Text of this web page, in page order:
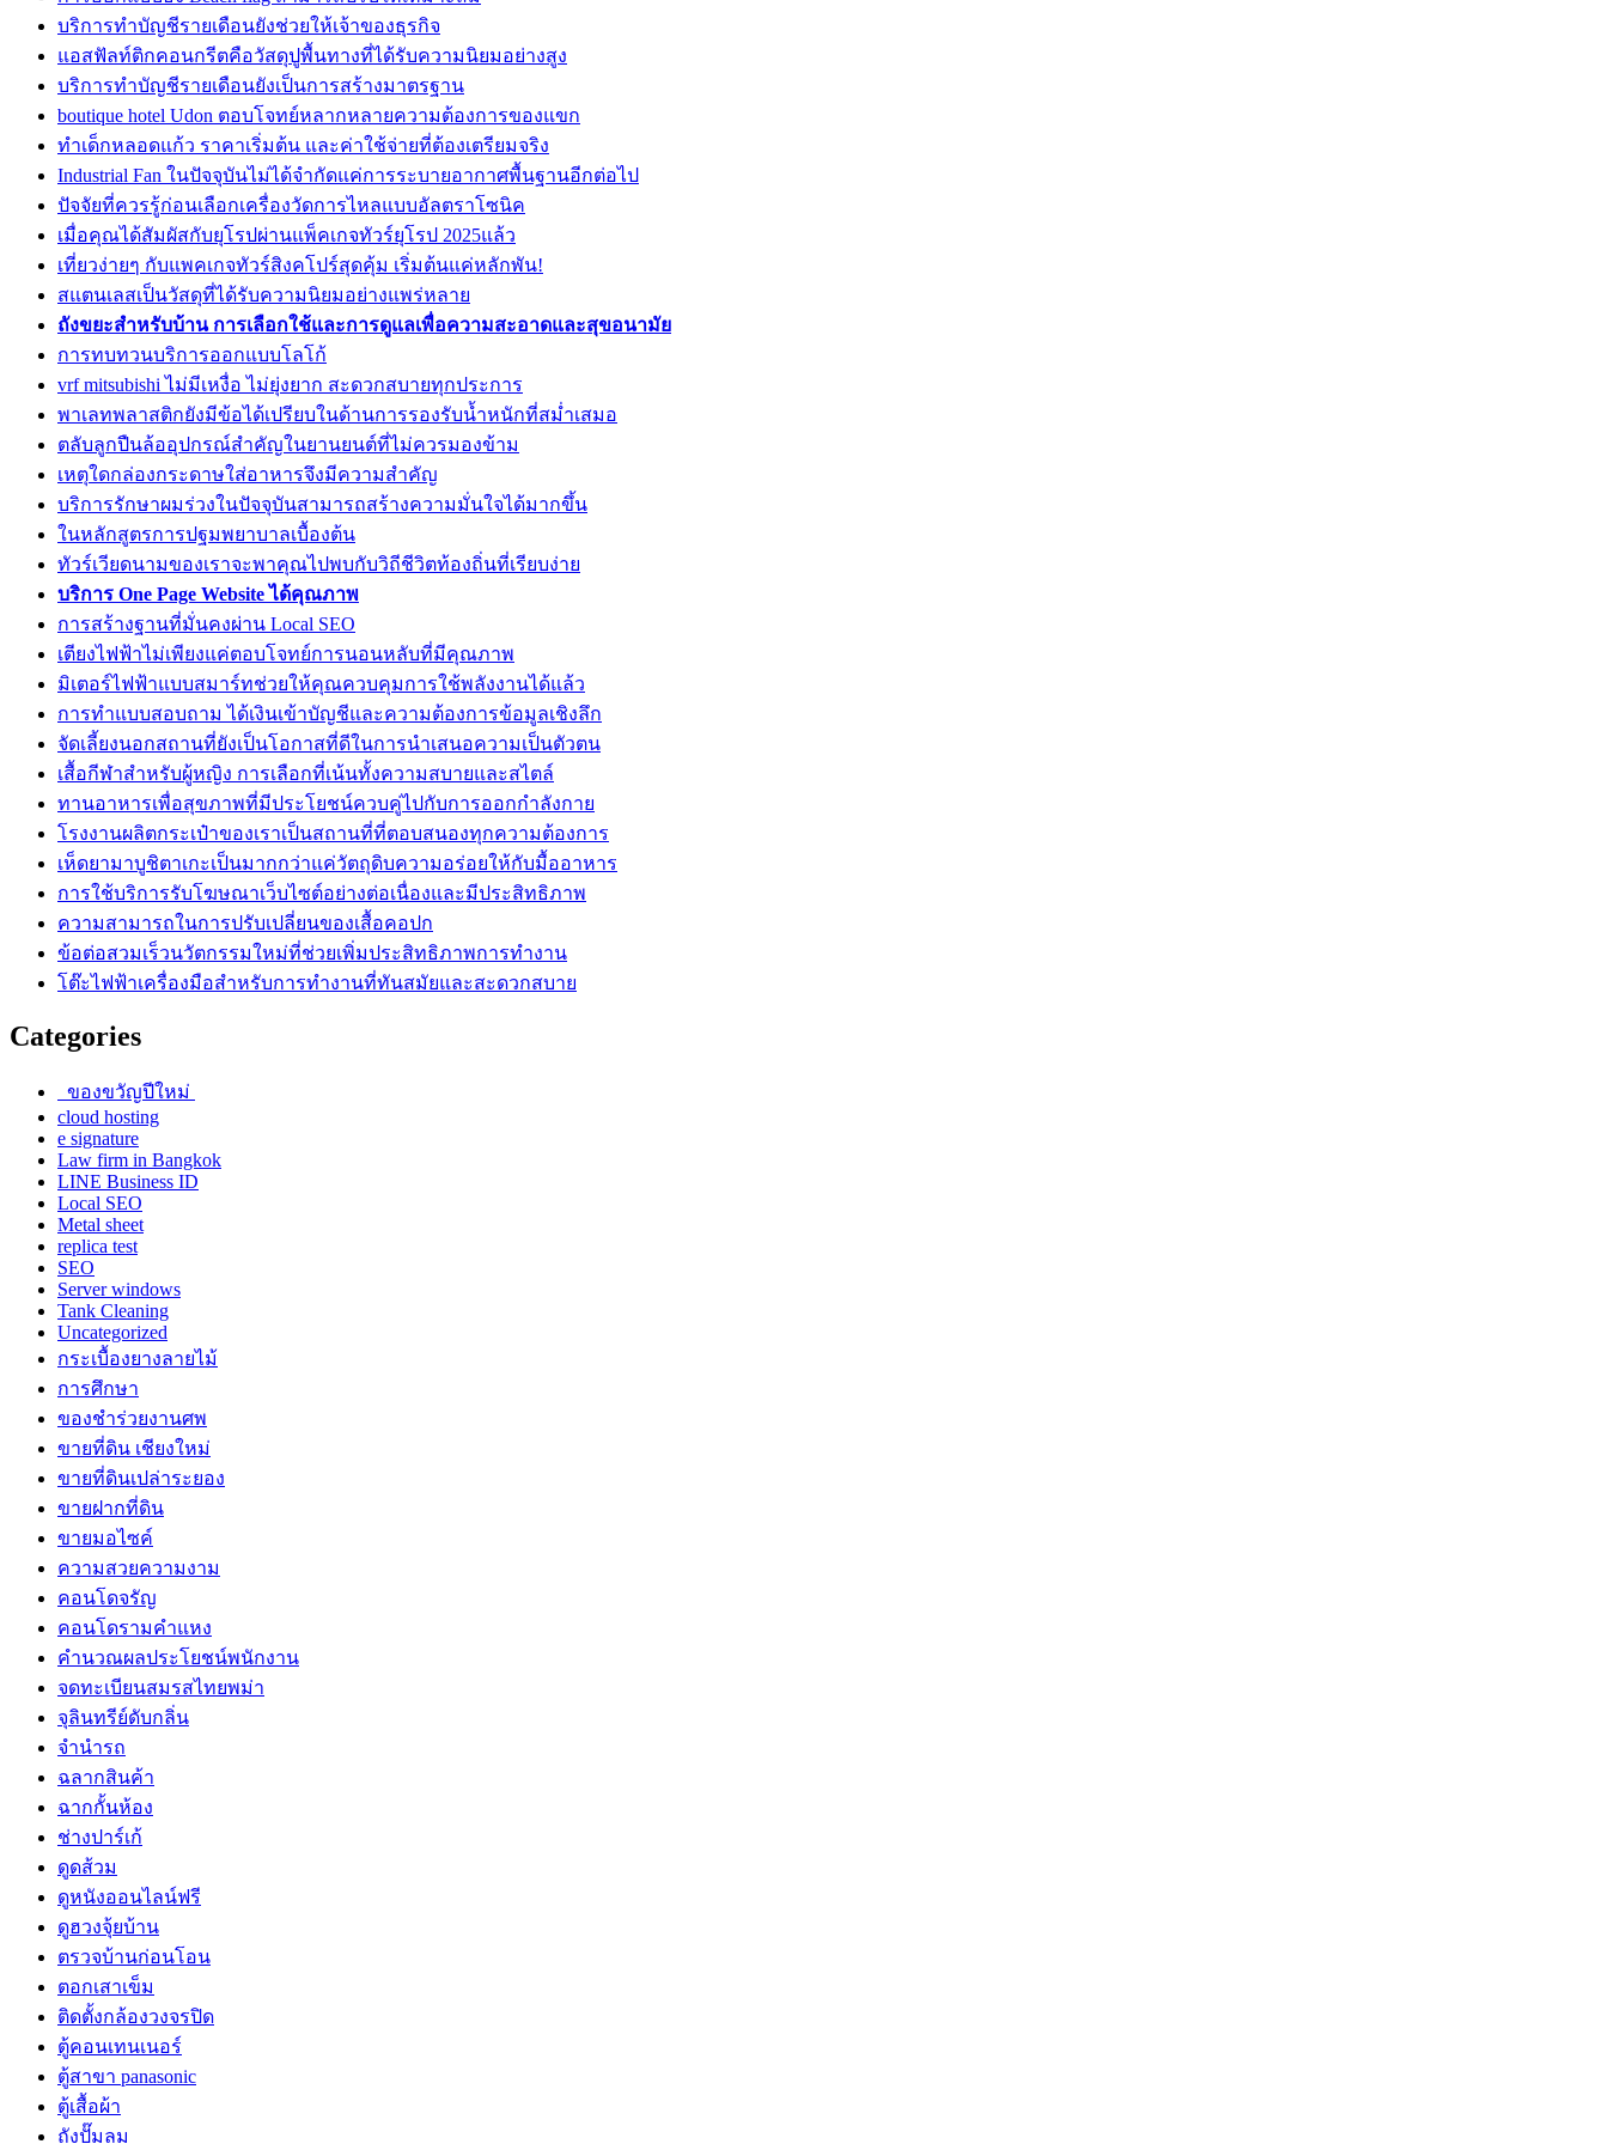
บริการทำบัญชีรายเดือนยังช่วยให้เจ้าของธุรกิจ
แอสฟัลท์ติกคอนกรีตคือวัสดุปูพื้นทางที่ได้รับความนิยมอย่างสูง
บริการทำบัญชีรายเดือนยังเป็นการสร้างมาตรฐาน
boutique hotel Udon ตอบโจทย์หลากหลายความต้องการของแขก
ทำเด็กหลอดแก้ว ราคาเริ่มต้น และค่าใช้จ่ายที่ต้องเตรียมจริง
Industrial Fan ในปัจจุบันไม่ได้จำกัดแค่การระบายอากาศพื้นฐานอีกต่อไป
ปัจจัยที่ควรรู้ก่อนเลือกเครื่องวัดการไหลแบบอัลตราโซนิค
เมื่อคุณได้สัมผัสกับยุโรปผ่านแพ็คเกจทัวร์ยุโรป 2025แล้ว
เที่ยวง่ายๆ กับแพคเกจทัวร์สิงคโปร์สุดคุ้ม เริ่มต้นแค่หลักพัน!
สแตนเลสเป็นวัสดุที่ได้รับความนิยมอย่างแพร่หลาย
ถังขยะสำหรับบ้าน การเลือกใช้และการดูแลเพื่อความสะอาดและสุขอนามัย
การทบทวนบริการออกแบบโลโก้
vrf mitsubishi ไม่มีเหงื่อ ไม่ยุ่งยาก สะดวกสบายทุกประการ
พาเลทพลาสติกยังมีข้อได้เปรียบในด้านการรองรับน้ำหนักที่สม่ำเสมอ
ตลับลูกปืนล้ออุปกรณ์สำคัญในยานยนต์ที่ไม่ควรมองข้าม
เหตุใดกล่องกระดาษใส่อาหารจึงมีความสำคัญ
บริการรักษาผมร่วงในปัจจุบันสามารถสร้างความมั่นใจได้มากขึ้น
ในหลักสูตรการปฐมพยาบาลเบื้องต้น
ทัวร์เวียดนามของเราจะพาคุณไปพบกับวิถีชีวิตท้องถิ่นที่เรียบง่าย
บริการ One Page Website ได้คุณภาพ
การสร้างฐานที่มั่นคงผ่าน Local SEO
เตียงไฟฟ้าไม่เพียงแค่ตอบโจทย์การนอนหลับที่มีคุณภาพ
มิเตอร์ไฟฟ้าแบบสมาร์ทช่วยให้คุณควบคุมการใช้พลังงานได้แล้ว
การทำแบบสอบถาม ได้เงินเข้าบัญชีและความต้องการข้อมูลเชิงลึก
จัดเลี้ยงนอกสถานที่ยังเป็นโอกาสที่ดีในการนำเสนอความเป็นตัวตน
เสื้อกีฬาสำหรับผู้หญิง การเลือกที่เน้นทั้งความสบายและสไตล์
ทานอาหารเพื่อสุขภาพที่มีประโยชน์ควบคู่ไปกับการออกกำลังกาย
โรงงานผลิตกระเป๋าของเราเป็นสถานที่ที่ตอบสนองทุกความต้องการ
เห็ดยามาบูชิตาเกะเป็นมากกว่าแค่วัตถุดิบความอร่อยให้กับมื้ออาหาร
การใช้บริการรับโฆษณาเว็บไซต์อย่างต่อเนื่องและมีประสิทธิภาพ
ความสามารถในการปรับเปลี่ยนของเสื้อคอปก
ข้อต่อสวมเร็วนวัตกรรมใหม่ที่ช่วยเพิ่มประสิทธิภาพการทำงาน
โต๊ะไฟฟ้าเครื่องมือสำหรับการทำงานที่ทันสมัยและสะดวกสบาย
Categories
ของขวัญปีใหม่
cloud hosting
e signature
Law firm in Bangkok
LINE Business ID
Local SEO
Metal sheet
replica test
SEO
Server windows
Tank Cleaning
Uncategorized
กระเบื้องยางลายไม้
การศึกษา
ของชำร่วยงานศพ
ขายที่ดิน เชียงใหม่
ขายที่ดินเปล่าระยอง
ขายฝากที่ดิน
ขายมอไซค์
ความสวยความงาม
คอนโดจรัญ
คอนโดรามคำแหง
คำนวณผลประโยชน์พนักงาน
จดทะเบียนสมรสไทยพม่า
จุลินทรีย์ดับกลิ่น
จํานํารถ
ฉลากสินค้า
ฉากกั้นห้อง
ช่างปาร์เก้
ดูดส้วม
ดูหนังออนไลน์ฟรี
ดูฮวงจุ้ยบ้าน
ตรวจบ้านก่อนโอน
ตอกเสาเข็ม
ติดตั้งกล้องวงจรปิด
ตู้คอนเทนเนอร์
ตู้สาขา panasonic
ตู้เสื้อผ้า
ถังปั๊มลม